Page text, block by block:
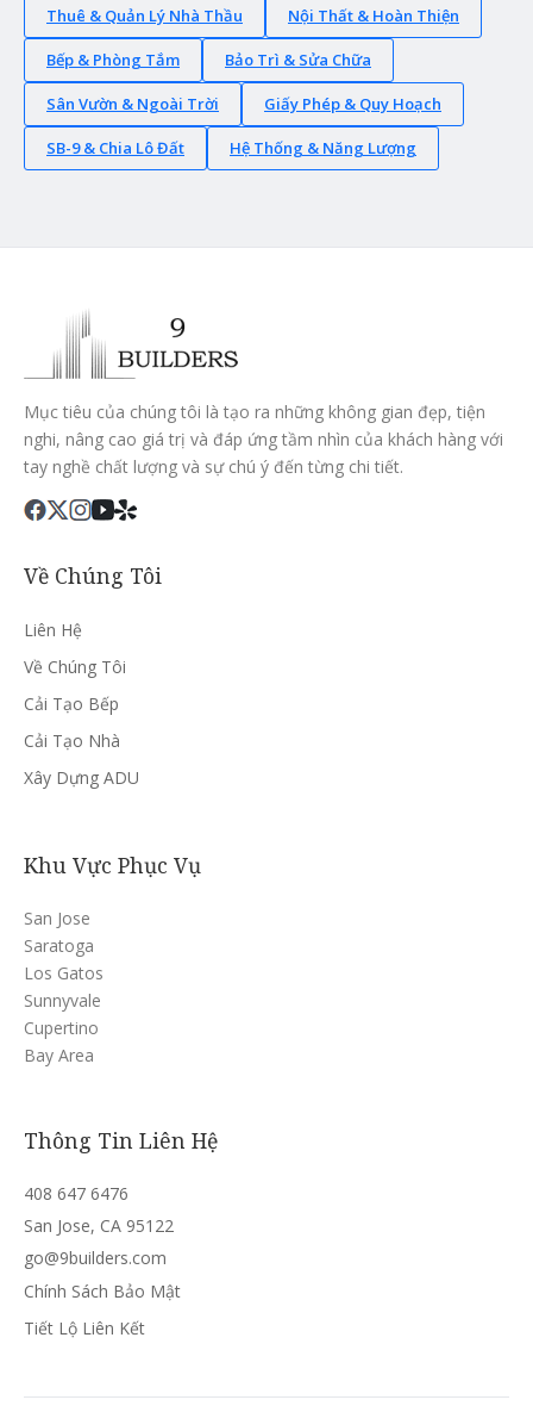
Thuê & Quản Lý Nhà Thầu Nội Thất & Hoàn Thiện
Bếp & Phòng Tắm Bảo Trì & Sửa Chữa
Sân Vườn & Ngoài Trời Giấy Phép & Quy Hoạch
SB-9 & Chia Lô Đất Hệ Thống & Năng Lượng
Mục tiêu của chúng tôi là tạo ra những không gian đẹp, tiện
nghi, nâng cao giá trị và đáp ứng tầm nhìn của khách hàng với
tay nghề chất lượng và sự chú ý đến từng chi tiết.
Về Chúng Tôi
Liên Hệ
Về Chúng Tôi
Cải Tạo Bếp
Cải Tạo Nhà
Xây Dựng ADU
Khu Vực Phục Vụ
San Jose
Saratoga
Los Gatos
Sunnyvale
Cupertino
Bay Area
Thông Tin Liên Hệ
408 647 6476
San Jose, CA 95122
go@9builders.com
Chính Sách Bảo Mật
Tiết Lộ Liên Kết